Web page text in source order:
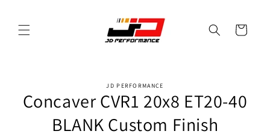
Inhalt
Warenkorb
JD PERFORMANCE
Concaver CVR1 20x8 ET20-40
BLANK Custom Finish